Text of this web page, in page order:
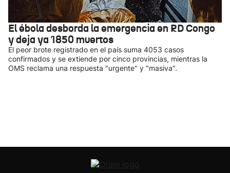
El ébola desborda la emergencia en RD Congo
y deja ya 1850 muertos
El peor brote registrado en el país suma 4053 casos
confirmados y se extiende por cinco provincias, mientras la
OMS reclama una respuesta "urgente" y "masiva".